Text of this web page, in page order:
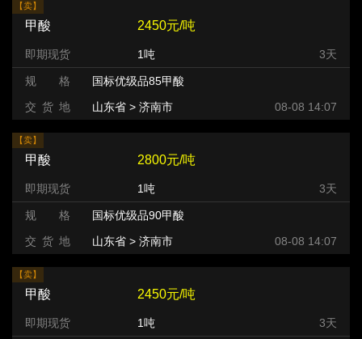
【卖】
甲酸 2450元/吨
即期现货 1吨 3天
规 格
国标优级品85甲酸
交 货 地
山东省 > 济南市 08-08 14:07
【卖】
甲酸 2800元/吨
即期现货 1吨 3天
规 格
国标优级品90甲酸
交 货 地
山东省 > 济南市 08-08 14:07
【卖】
甲酸 2450元/吨
即期现货 1吨 3天